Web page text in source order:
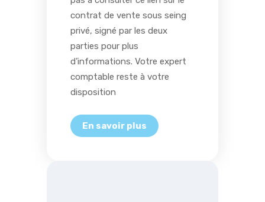
contrat de vente sous seing
privé, signé par les deux
parties pour plus
d’informations. Votre expert
comptable reste à votre
disposition